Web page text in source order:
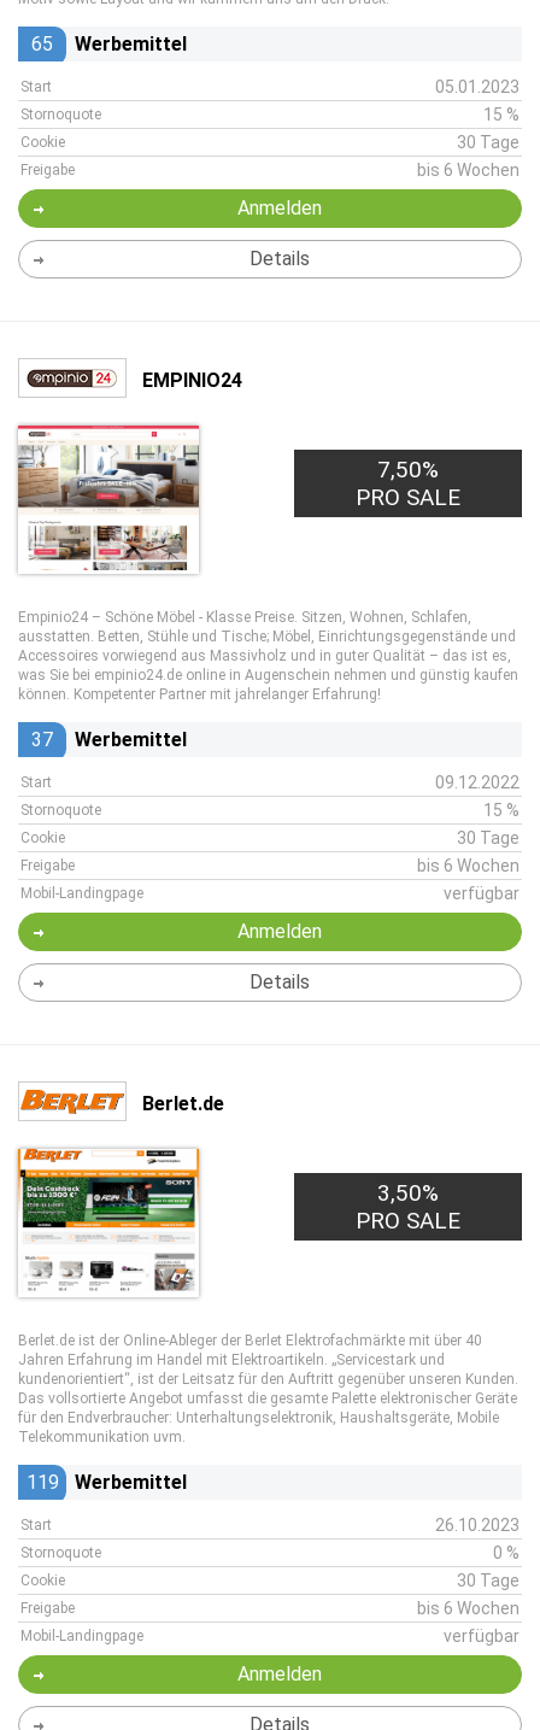
65 Werbemittel
Start 05.01.2023
Stornoquote 15 %
Cookie 30 Tage
Freigabe bis 6 Wochen
Anmelden
Details
EMPINIO24
7,50%
PRO SALE
Empinio24 – Schöne Möbel - Klasse Preise. Sitzen, Wohnen, Schlafen,
ausstatten. Betten, Stühle und Tische; Möbel, Einrichtungsgegenstände und
Accessoires vorwiegend aus Massivholz und in guter Qualität – das ist es,
was Sie bei empinio24.de online in Augenschein nehmen und günstig kaufen
können. Kompetenter Partner mit jahrelanger Erfahrung!
37 Werbemittel
Start 09.12.2022
Stornoquote 15 %
Cookie 30 Tage
Freigabe bis 6 Wochen
Mobil-Landingpage verfügbar
Anmelden
Details
Berlet.de
3,50%
PRO SALE
Berlet.de ist der Online-Ableger der Berlet Elektrofachmärkte mit über 40
Jahren Erfahrung im Handel mit Elektroartikeln. „Servicestark und
kundenorientiert“, ist der Leitsatz für den Auftritt gegenüber unseren Kunden.
Das vollsortierte Angebot umfasst die gesamte Palette elektronischer Geräte
für den Endverbraucher: Unterhaltungselektronik, Haushaltsgeräte, Mobile
Telekommunikation uvm.
119 Werbemittel
Start 26.10.2023
Stornoquote 0 %
Cookie 30 Tage
Freigabe bis 6 Wochen
Mobil-Landingpage verfügbar
Anmelden
Details